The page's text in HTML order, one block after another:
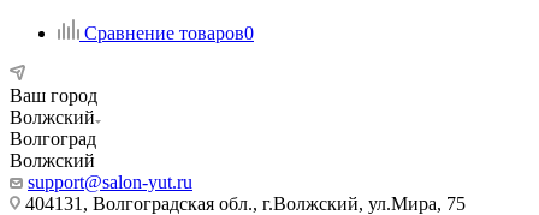
Сравнение товаров0
Ваш город
Волжский
Волгоград
Волжский
support@salon-yut.ru
404131, Волгоградская обл., г.Волжский, ул.Мира, 75